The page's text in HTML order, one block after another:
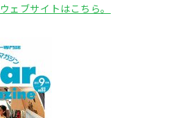
ェブサイトはこちら。